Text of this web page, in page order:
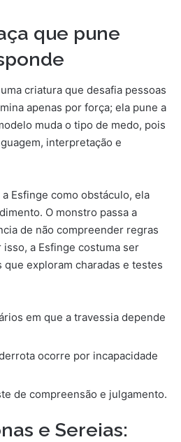
que pune
criatura que desafia pessoas
apenas por força; ela pune a
muda o tipo de medo, pois
interpretação e
Esfinge como obstáculo, ela
O monstro passa a
de não compreender regras
a Esfinge costuma ser
que exploram charadas e testes
em que a travessia depende
ocorre por incapacidade
de compreensão e julgamento.
e Sereias: